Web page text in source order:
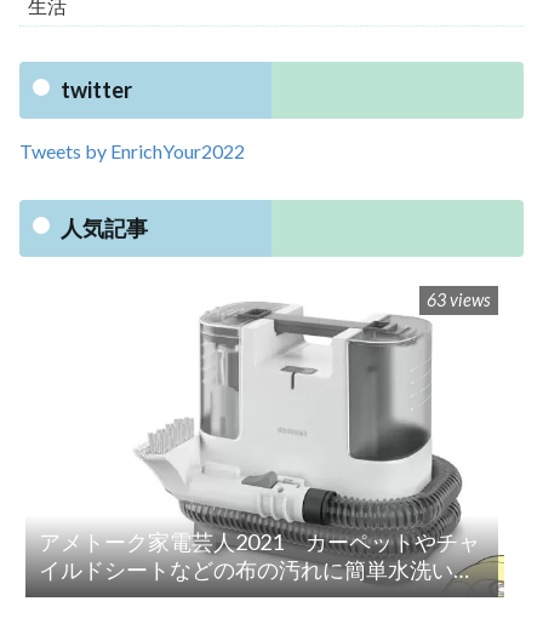
生活
twitter
Tweets by EnrichYour2022
人気記事
アメトーク家電芸人2021 カーペットやチャ
イルドシートなどの布の汚れに簡単水洗い！
「リンサークリーナー(RNS-P10-W)」
63 views